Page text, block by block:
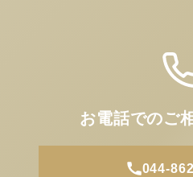
お電話でのご
044-